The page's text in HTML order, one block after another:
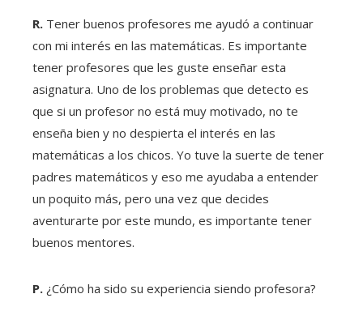
R. Tener buenos profesores me ayudó a continuar
con mi interés en las matemáticas. Es importante
tener profesores que les guste enseñar esta
asignatura. Uno de los problemas que detecto es
que si un profesor no está muy motivado, no te
enseña bien y no despierta el interés en las
matemáticas a los chicos. Yo tuve la suerte de tener
padres matemáticos y eso me ayudaba a entender
un poquito más, pero una vez que decides
aventurarte por este mundo, es importante tener
buenos mentores.
P. ¿Cómo ha sido su experiencia siendo profesora?